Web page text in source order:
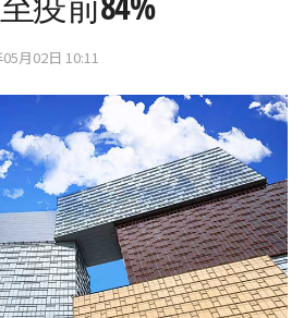
月02日 10:11